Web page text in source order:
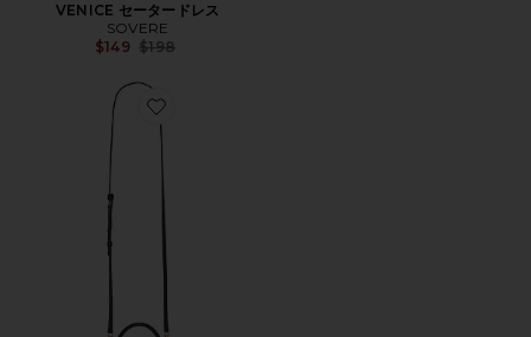
VENICE セータードレス
SOVERE
$149 Previous price:
$198
Favorite PARIS ハンドバッグ